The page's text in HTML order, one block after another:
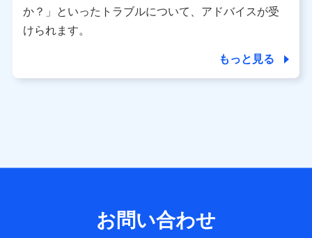
※ dポイントクラブ会員ではないお客さま（2019年12月11
日以降、一度もdポイントクラブ会員であったことがないお
個人データは、こちら の利用目的の範囲内に限って共同利
用します。
サービス提供等を通じて取得した、以下の情報などの個人デ
か？」といったトラブルについて、アドバイスが受
けられます。
もっと見る
お問い合わせ